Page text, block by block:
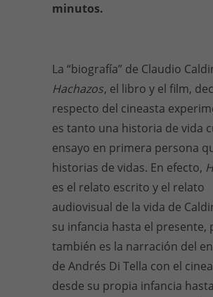
minutos.
La “biografía” de Claudio
Hachazos, el libro y el film,
respecto del cineasta
es tanto una historia de vida
ensayo en primera persona
historias de vidas. En efecto,
es el relato escrito y el relato
audiovisual de la vida de
su infancia hasta el presente,
también es la narración del
de Andrés Di Tella con el
desde su propia infancia